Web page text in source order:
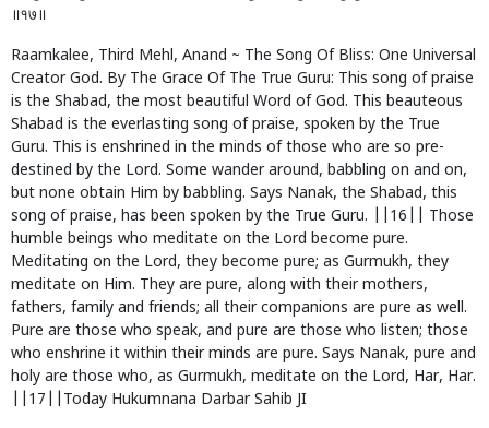
॥१७॥
Raamkalee, Third Mehl, Anand ~ The Song Of Bliss: One Universal
Creator God. By The Grace Of The True Guru: This song of praise
is the Shabad, the most beautiful Word of God. This beauteous
Shabad is the everlasting song of praise, spoken by the True
Guru. This is enshrined in the minds of those who are so pre-
destined by the Lord. Some wander around, babbling on and on,
but none obtain Him by babbling. Says Nanak, the Shabad, this
song of praise, has been spoken by the True Guru. ||16|| Those
humble beings who meditate on the Lord become pure.
Meditating on the Lord, they become pure; as Gurmukh, they
meditate on Him. They are pure, along with their mothers,
fathers, family and friends; all their companions are pure as well.
Pure are those who speak, and pure are those who listen; those
who enshrine it within their minds are pure. Says Nanak, pure and
holy are those who, as Gurmukh, meditate on the Lord, Har, Har.
||17||Today Hukumnana Darbar Sahib JI